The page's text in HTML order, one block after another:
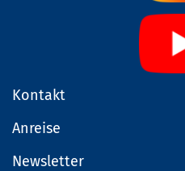
Kontakt
Anreise
Newsletter